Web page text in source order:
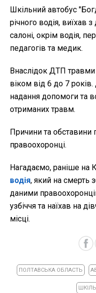
Шкільний автобус
річного водія, виїхав
салоні, окрім водія,
педагогів та медик.
Внаслідок ДТП травми
віком від 6 до 7 років.
надання допомоги та
отриманих травм.
Причини та обставини
правоохоронці.
Нагадаємо, раніше на
водія, який на смерть
даними
узбіччя та наїхав на
місці.
ПОЛТАВСЬКА ОБЛАСТЬ